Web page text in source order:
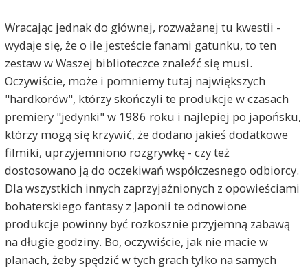
Wracając jednak do głównej, rozważanej tu kwestii -
wydaje się, że o ile jesteście fanami gatunku, to ten
zestaw w Waszej biblioteczce znaleźć się musi.
Oczywiście, może i pomniemy tutaj największych
"hardkorów", którzy skończyli te produkcje w czasach
premiery "jedynki" w 1986 roku i najlepiej po japońsku,
którzy mogą się krzywić, że dodano jakieś dodatkowe
filmiki, uprzyjemniono rozgrywkę - czy też
dostosowano ją do oczekiwań współczesnego odbiorcy.
Dla wszystkich innych zaprzyjaźnionych z opowieściami
bohaterskiego fantasy z Japonii te odnowione
produkcje powinny być rozkosznie przyjemną zabawą
na długie godziny. Bo, oczywiście, jak nie macie w
planach, żeby spędzić w tych grach tylko na samych